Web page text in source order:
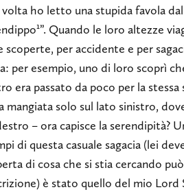
volta ho letto una stupida favola
1”. Quando le loro altezze
scoperte, per accidente e per
per esempio, uno di loro scoprì
era passato da poco per la stessa
mangiata solo sul lato sinistro,
– ora capisce la serendipità?
di questa casuale sagacia (lei
di cosa che si stia cercando
è stato quello del mio Lord